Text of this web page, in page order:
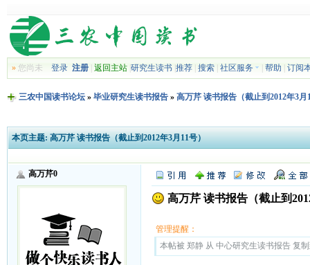
»您尚未 登录 注册| 返回主站| 研究生读书| 推荐| 搜索| 社区服务 帮助 订阅
三农中国读书论坛» 毕业研究生读书报告» 高万芹 读书报告（截止到2012年3月
本页主题: 高万芹 读书报告（截止到2012年3月11号）
高万芹0
高万芹 读书报告（截止到
管理提醒：
本帖被 郑静 从 中心研究生读书报告 复